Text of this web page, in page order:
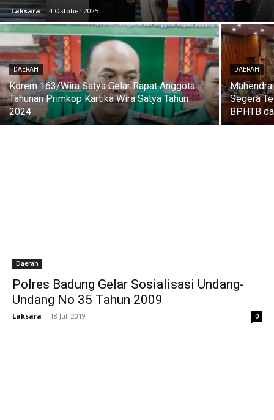
Laksara - 4 Oktober 2025
DAERAH
Korem 163/Wira Satya Gelar Rapat Anggota
Tahunan Primkop Kartika Wira Satya Tahun
2024
DAERAH
Segera
BPHTB
Daerah
Polres Badung Gelar Sosialisasi Undang-
Undang No 35 Tahun 2009
Laksara - 18 Juli 2019 0